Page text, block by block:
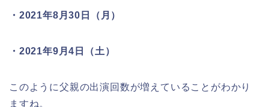
・2021年8月30日（月）
・2021年9月4日（土）
このように父親の出演回数が増えていることがわかり
ますね。